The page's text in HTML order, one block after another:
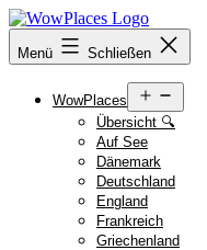
Zum
Inhalt
springen
Reiseblog
WowPlaces.de
Menü Schließen
WowPlaces
öffnen
Übersicht 🔍
Auf See
Dänemark
Deutschland
England
Frankreich
Griechenland